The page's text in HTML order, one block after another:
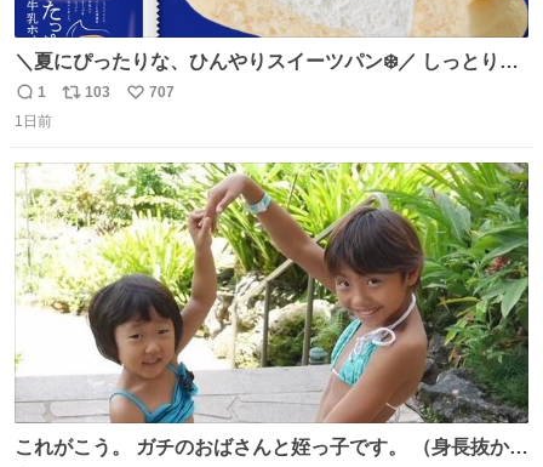
＼夏にぴったりな、ひんやりスイーツパン❄️／ しっとり生
地に牛乳入りホイップをたっぷり注入した「たっぷり牛乳
ホイップパン」✨ ひんやりとした口あたりで、暑い夏でも
で探してくださいね！
返
信
1
リ
ト
数
103
い
数
707
1日前
これがこう。 ガチのおばさんと姪っ子です。 （身長抜かさ